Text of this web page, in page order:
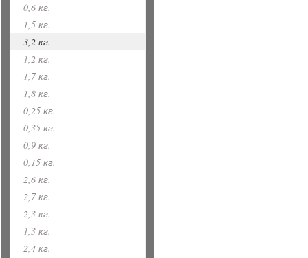
0,6 кг.
1,5 кг.
3,2 кг.
1,2 кг.
1,7 кг.
1,8 кг.
0,25 кг.
0,35 кг.
0,9 кг.
0,15 кг.
2,6 кг.
2,7 кг.
2,3 кг.
1,3 кг.
2,4 кг.